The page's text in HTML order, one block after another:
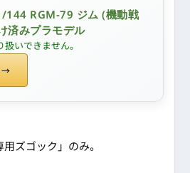
144 RGM-79 ジム (機動戦
済みプラモデル
いできません。
ズゴック」のみ。